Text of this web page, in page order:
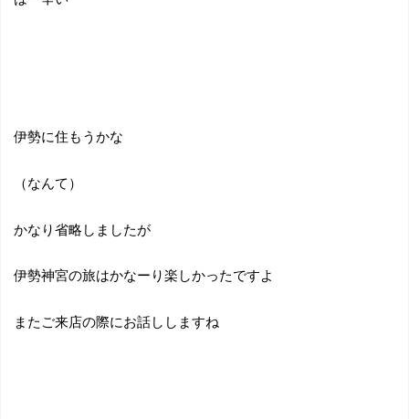
伊勢に住もうかな
（なんて）
かなり省略しましたが
伊勢神宮の旅はかなーり楽しかったですよ
またご来店の際にお話ししますね